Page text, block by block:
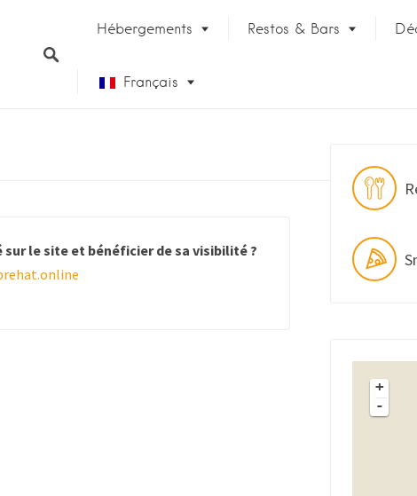
Hébergements Restos & Bars
Français
le site et bénéficier de sa visibilité ?
+
-